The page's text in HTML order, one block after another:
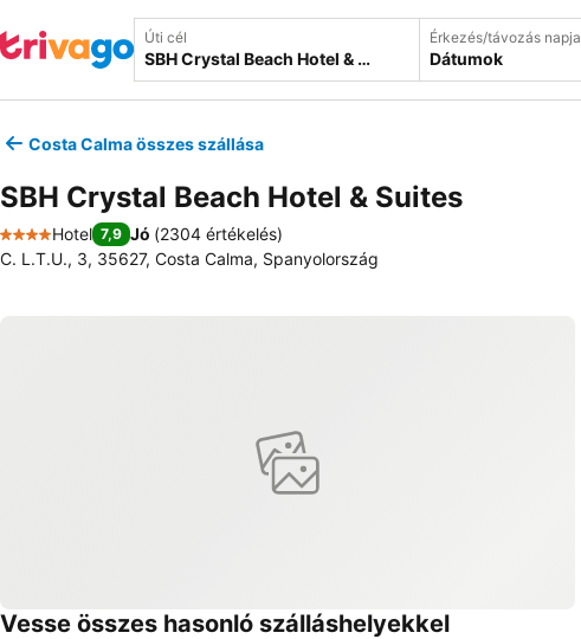
Úti cél Érkezés/távozás napja
Dátumok
Costa Calma összes szállása
SBH Crystal Beach Hotel & Suites
4 Kategória
Hotel 7,9 Jó (2304 értékelés)
C. L.T.U., 3, 35627, Costa Calma, Spanyolország
Vesse összes hasonló szálláshelyekkel